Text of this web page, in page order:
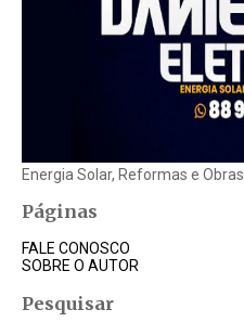
Energia Solar, Reformas e Obras
Páginas
FALE CONOSCO
SOBRE O AUTOR
Pesquisar